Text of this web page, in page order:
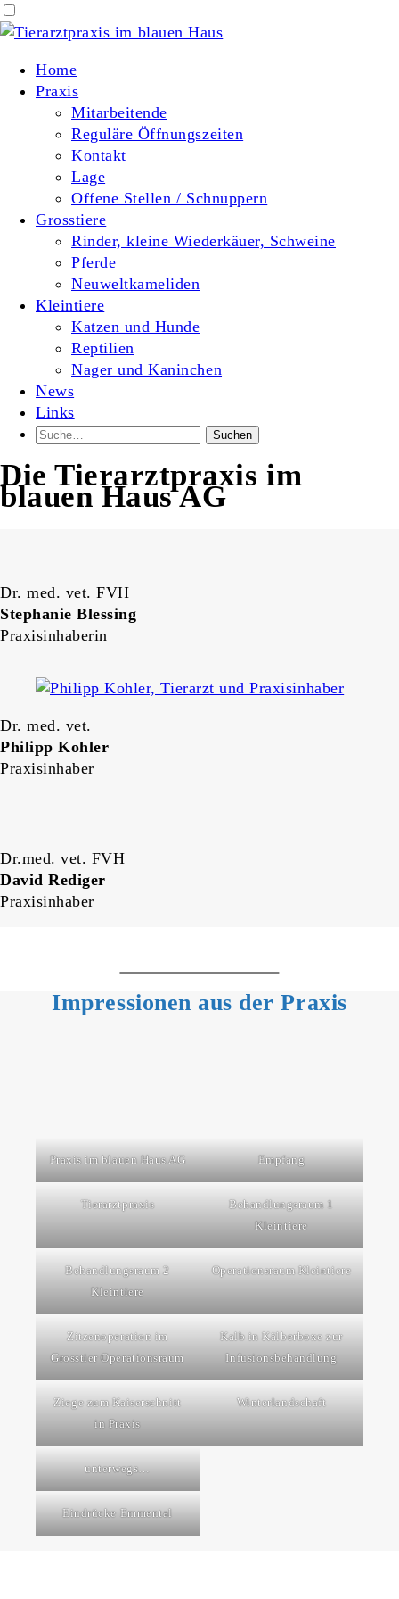
Home
Praxis
Mitarbeitende
Reguläre Öffnungszeiten
Kontakt
Lage
Offene Stellen / Schnuppern
Grosstiere
Rinder, kleine Wiederkäuer, Schweine
Pferde
Neuweltkameliden
Kleintiere
Katzen und Hunde
Reptilien
Nager und Kaninchen
News
Links
Die Tierarztpraxis im
blauen Haus AG
Dr. med. vet. FVH
Stephanie Blessing
Praxisinhaberin
Dr. med. vet.
Philipp Kohler
Praxisinhaber
Dr.med. vet. FVH
David Rediger
Praxisinhaber
Impressionen aus der Praxis
Praxis im blauen Haus AG Empfang
Tierarztpraxis
Behandlungsraum 1
Kleintiere
Behandlungsraum 2
Kleintiere
Operationsraum Kleintiere
Zitzenoperation im
Grosstier Operationsraum
Kalb in Kälberboxe zur
Infusionsbehandlung
Ziege zum Kaiserschnitt
in Praxis
Winterlandschaft
unterwegs…
Eindrücke Emmental